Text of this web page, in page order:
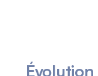
Évolution